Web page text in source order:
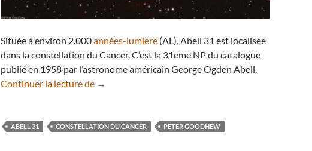
Située à environ 2.000années-lumière (AL), Abell 31 est localisée
dans la constellation du Cancer. C’est la 31eme NP du catalogue
publié en 1958 par l’astronome américain George Ogden Abell.
Continuer la lecture de La nébuleuse planétaire Abell 31 s’estompe lentement
→
ABELL 31 CONSTELLATION DU CANCER PETER GOODHEW